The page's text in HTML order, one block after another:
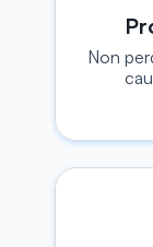
Non